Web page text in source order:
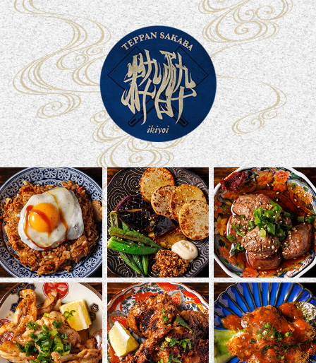
表紙
心意気
品書き
お酒
こんな時に
空間
店舗情報 地図 新着情報
ご予約・お問い合わせ
06-6131-6637
ホームページを見たと
お伝えいただけるとスムーズです。